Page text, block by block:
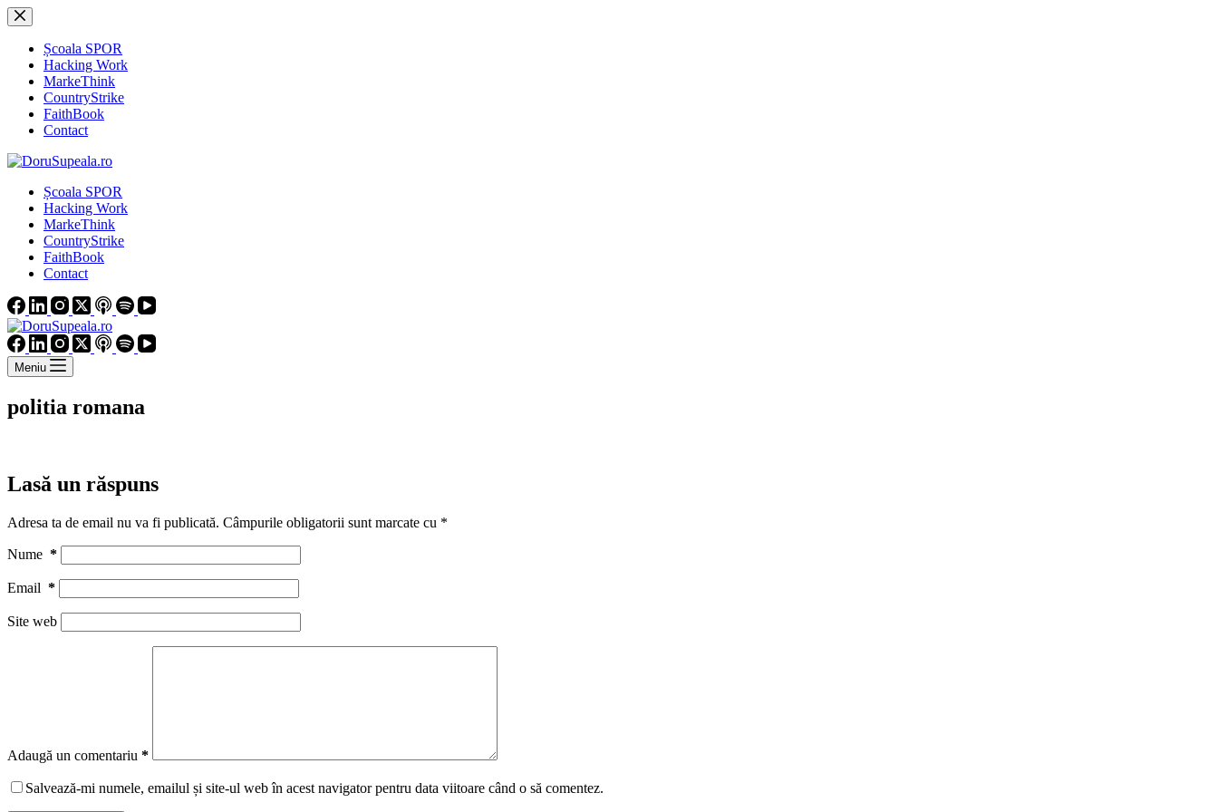
Sari
la
conținutȘcoala SPOR
Hacking Work
MarkeThink
CountryStrike
FaithBook
Contact
Școala SPOR
Hacking Work
MarkeThink
CountryStrike
FaithBook
Contact
Meniu
politia romana
Lasă un răspuns
Adresa ta de email nu va fi publicată. Câmpurile obligatorii sunt marcate cu *
Nume *
Email *
Site web
Adaugă un comentariu *
Salvează-mi numele, emailul și site-ul web în acest navigator pentru data viitoare când o să comentez.